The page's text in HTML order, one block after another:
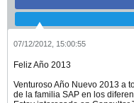
07/12/2012, 15:00:55
Feliz Año 2013
Venturoso Año Nuevo 2013 a
de la familia SAP en los